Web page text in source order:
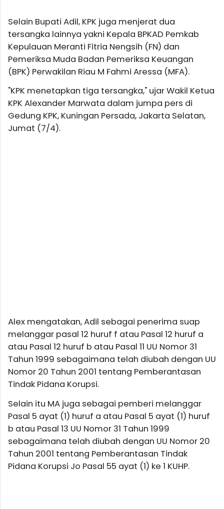
Selain Bupati Adil, KPK juga menjerat dua
tersangka lainnya yakni Kepala BPKAD Pemkab
Kepulauan Meranti Fitria Nengsih (FN) dan
Pemeriksa Muda Badan Pemeriksa Keuangan
(BPK) Perwakilan Riau M Fahmi Aressa (MFA).
"KPK menetapkan tiga tersangka," ujar Wakil Ketua
KPK Alexander Marwata dalam jumpa pers di
Gedung KPK, Kuningan Persada, Jakarta Selatan,
Jumat (7/4).
Alex mengatakan, Adil sebagai penerima suap
melanggar pasal 12 huruf f atau Pasal 12 huruf a
atau Pasal 12 huruf b atau Pasal 11 UU Nomor 31
Tahun 1999 sebagaimana telah diubah dengan UU
Nomor 20 Tahun 2001 tentang Pemberantasan
Tindak Pidana Korupsi.
Selain itu MA juga sebagai pemberi melanggar
Pasal 5 ayat (1) huruf a atau Pasal 5 ayat (1) huruf
b atau Pasal 13 UU Nomor 31 Tahun 1999
sebagaimana telah diubah dengan UU Nomor 20
Tahun 2001 tentang Pemberantasan Tindak
Pidana Korupsi Jo Pasal 55 ayat (1) ke 1 KUHP.